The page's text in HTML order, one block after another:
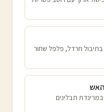
חרדל, פלפל שחור
תבלינים